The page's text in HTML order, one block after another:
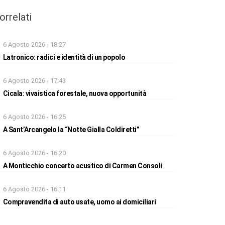
6 Agosto 2026 - 18:27
Latronico: radici e identità di un popolo
6 Agosto 2026 - 17:43
Cicala: vivaistica forestale, nuova opportunità
6 Agosto 2026 - 16:25
A Sant’Arcangelo la “Notte Gialla Coldiretti”
6 Agosto 2026 - 16:20
A Monticchio concerto acustico di Carmen Consoli
6 Agosto 2026 - 16:11
Compravendita di auto usate, uomo ai domiciliari